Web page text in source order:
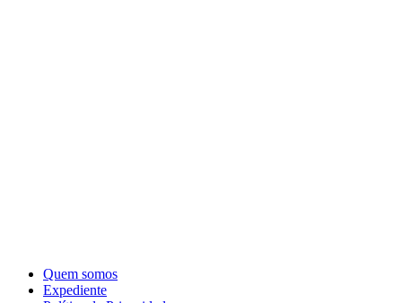
Quem somos
Expediente